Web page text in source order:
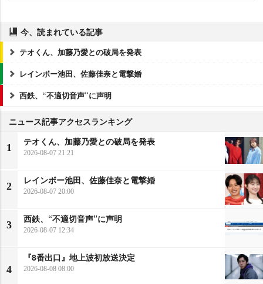
今、読まれている記事
テオくん、加藤乃愛との破局を発表
レインボー池田、佐藤佳奈と電撃婚
西鉄、“不適切音声”に声明
ニュース記事アクセスランキング
1
テオくん、加藤乃愛との破局を発表
2026-08-07 21:21
2
レインボー池田、佐藤佳奈と電撃婚
2026-08-07 20:00
3
西鉄、“不適切音声”に声明
2026-08-07 12:34
4
『8番出口』地上波初放送決定
2026-08-08 08:00